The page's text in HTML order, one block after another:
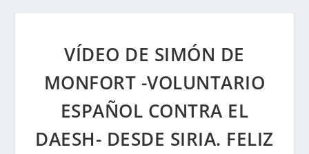
VÍDEO DE SIMÓN DE
MONFORT -VOLUNTARIO
ESPAÑOL CONTRA EL
DAESH- DESDE SIRIA. FELIZ